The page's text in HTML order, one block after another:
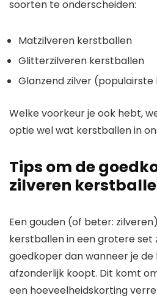
soorten te onderscheiden:
Matzilveren kerstballen
Glitterzilveren kerstballen
Glanzend zilver (populairste
Welke voorkeur je ook hebt,
optie wel wat kerstballen in
Tips om de
zilveren
Een gouden (of beter:
kerstballen in een grotere set
goedkoper dan wanneer je
afzonderlijk koopt. Dit komt
een hoeveelheidskorting